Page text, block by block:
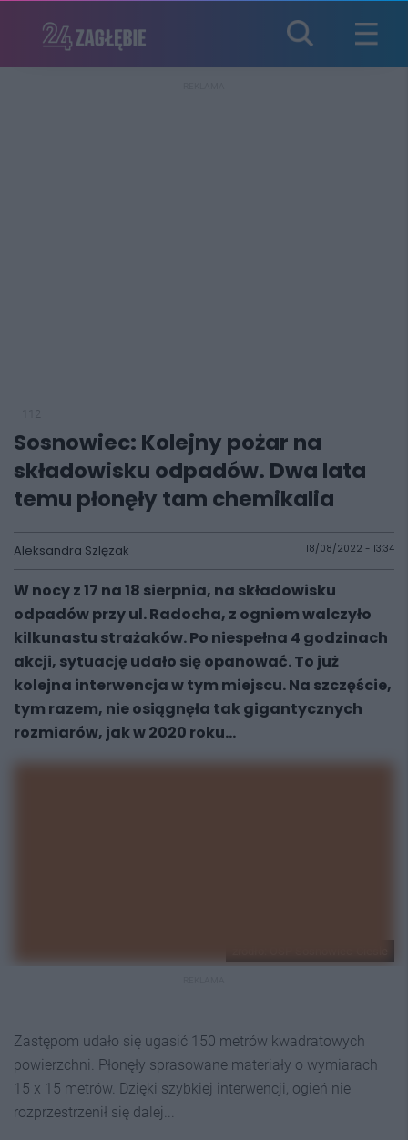
Sosnowiec: Kolejny pożar na
składowisku odpadów. Dwa lata
temu płonęły tam chemikalia
Aleksandra Szlęzak 18/08/2022 - 13:34
W nocy z 17 na 18 sierpnia, na składowisku
odpadów przy ul. Radocha, z ogniem walczyło
kilkunastu strażaków. Po niespełna 4 godzinach
akcji, sytuację udało się opanować. To już
kolejna interwencja w tym miejscu. Na szczęście,
tym razem, nie osiągnęła tak gigantycznych
rozmiarów, jak w 2020 roku...
Zastępom udało się ugasić 150 metrów kwadratowych
powierzchni. Płonęły sprasowane materiały o wymiarach
15 x 15 metrów. Dzięki szybkiej interwencji, ogień nie
rozprzestrzenił się dalej...